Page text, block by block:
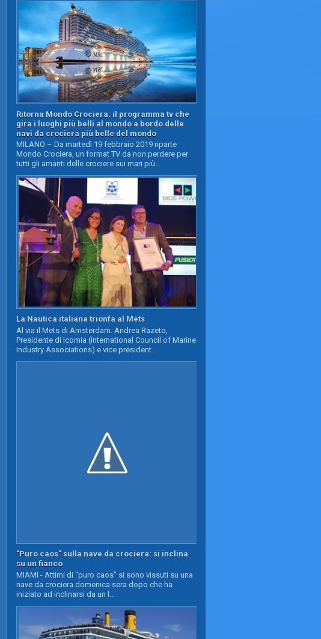
Ritorna Mondo Crociera: il programma tv che
gira i luoghi più belli al mondo a bordo delle
navi da crociera più belle del mondo
MILANO – Da martedì 19 febbraio 2019 riparte
Mondo Crociera, un format TV da non perdere per
tutti gli amanti delle crociere sui mari più...
La Nautica italiana trionfa al Mets
Al via il Mets di Amsterdam. Andrea Razeto,
Presidente di Icomia (International Council of Marine
Industry Associations) e vice president...
"Puro caos" sulla nave da crociera: si inclina
su un fianco
MIAMI - Attimi di "puro caos" si sono vissuti su una
nave da crociera domenica sera dopo che ha
iniziato ad inclinarsi da un l...